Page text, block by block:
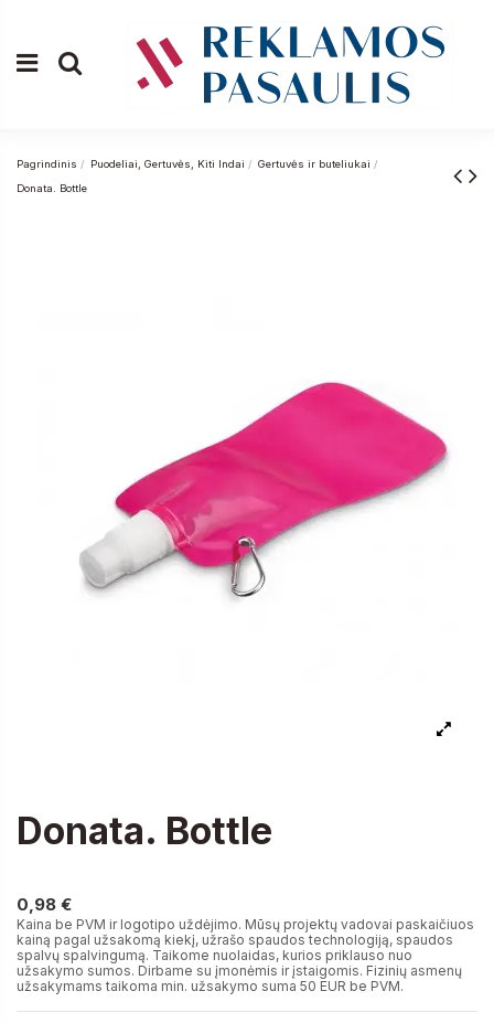
Pagrindinis Puodeliai, Gertuvės, Kiti Indai
Gertuvės ir buteliukai
Donata. Bottle
Donata. Bottle
0,98 €
Kaina be PVM ir logotipo uždėjimo. Mūsų projektų vadovai paskaičiuos
kainą pagal užsakomą kiekį, užrašo spaudos technologiją, spaudos
spalvų spalvingumą. Taikome nuolaidas, kurios priklauso nuo
užsakymo sumos. Dirbame su įmonėmis ir įstaigomis. Fizinių asmenų
užsakymams taikoma min. užsakymo suma 50 EUR be PVM.